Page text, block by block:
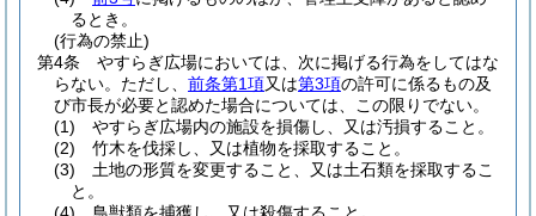
るとき。
(行為の禁止)
第4条
やすらぎ広場においては、次に掲げる行為をしてはな
らない。 ただし、 前条第1項又は第3項の許可に係るもの及
び市長が必要と認めた場合については、この限りでない。
(1)
やすらぎ広場内の施設を損傷し、又は汚損すること。
(2)
竹木を伐採し、又は植物を採取すること。
(3)
土地の形質を変更すること、又は土石類を採取するこ
と。